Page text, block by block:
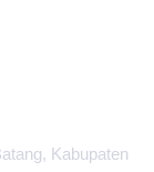
Kabupaten